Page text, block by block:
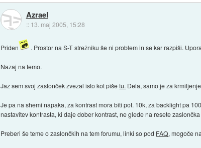
Azrael
:: 13. maj 2005, 15:28
Priden . Prostor na S-T strežniku še ni problem in se kar razpiši.
Nazaj na temo.
Jaz sem svoj zaslonček zvezal isto kot pišetu. Dela, samo je za
Je pa na shemi napaka, za kontrast mora biti pot. 10k, za backlight pa
nastavitev kontrasta, ki daje dober kontrast, ne glede na resete
Preberi še teme o zaslončkih na tem forumu, linki so pod FAQ, mogoče